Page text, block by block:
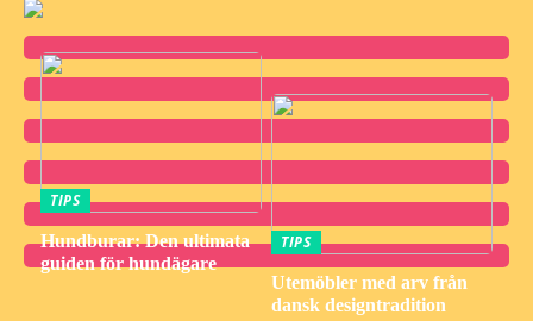
TIPS
Hundburar: Den ultimata
guiden för hundägare
TIPS
Utemöbler med arv från
dansk designtradition